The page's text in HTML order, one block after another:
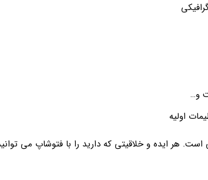
و…
اولیه
است. هر ایده و خلاقیتی که دارید را با فتوشاپ می